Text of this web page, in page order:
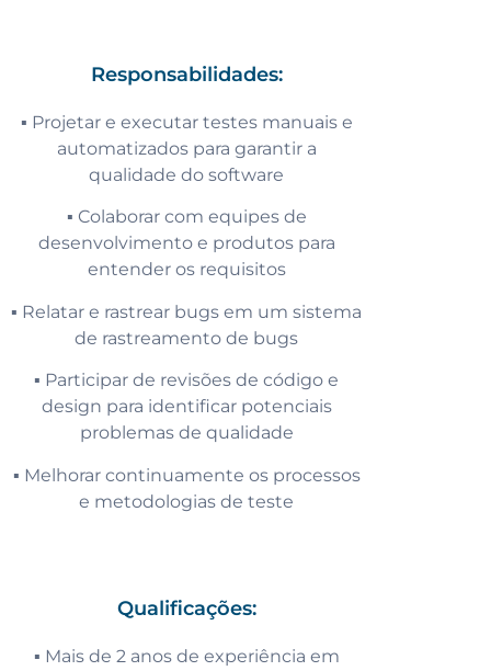
Responsabilidades:
▪️ Projetar e executar testes manuais e
automatizados para garantir a
qualidade do software
▪️ Colaborar com equipes de
desenvolvimento e produtos para
entender os requisitos
▪️ Relatar e rastrear bugs em um sistema
de rastreamento de bugs
▪️ Participar de revisões de código e
design para identificar potenciais
problemas de qualidade
▪️ Melhorar continuamente os processos
e metodologias de teste
Qualificações:
▪️ Mais de 2 anos de experiência em